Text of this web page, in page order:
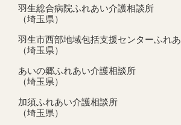
羽生総合病院ふれあい介護相談所
（埼玉県）
羽生市西部地域包括支援センターふれ
（埼玉県）
あいの郷ふれあい介護相談所
（埼玉県）
加須ふれあい介護相談所
（埼玉県）